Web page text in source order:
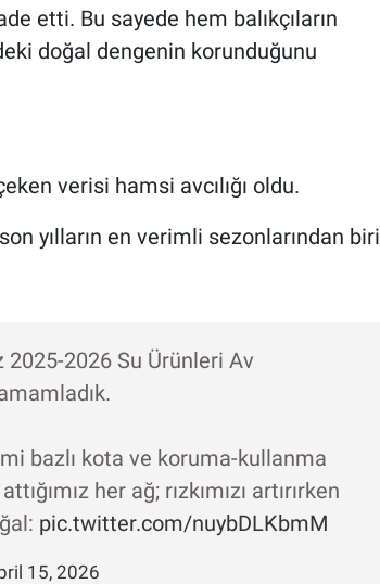
etti. Bu sayede hem balıkçıların
doğal dengenin korunduğunu
verisi hamsi avcılığı oldu.
yılların en verimli sezonlarından biri
2025-2026 Su Ürünleri Av
bazlı kota ve koruma-kullanma
her ağ; rızkımızı artırırken
pic.twitter.com/nuybDLKbmM
15, 2026